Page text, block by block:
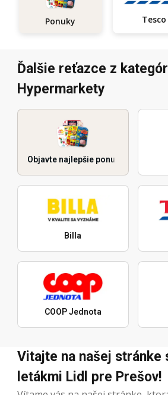
Ponuky Tesco
Ďalšie reťazce z
Hypermarkety
Objavte najlepšie ponuky
Billa
COOP Jednota
Vitajte na našej stránke
letákmi Lidl pre Prešov!